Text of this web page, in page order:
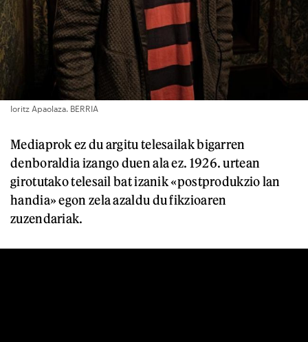
Ioritz Apaolaza. BERRIA
Mediaprok ez du argitu telesailak bigarren
denboraldia izango duen ala ez. 1926. urtean
girotutako telesail bat izanik «postprodukzio lan
handia» egon zela azaldu du fikzioaren
zuzendariak.